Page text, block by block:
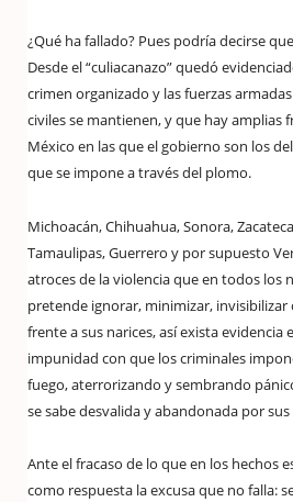
¿Qué ha fallado? Pues podría decirse
Desde el “culiacanazo” quedó
crimen organizado y las fuerzas
civiles se mantienen, y que hay amplias
México en las que el gobierno son los
que se impone a través del plomo.
Michoacán, Chihuahua, Sonora,
Tamaulipas, Guerrero y por supuesto
atroces de la violencia que en todos los
pretende ignorar, minimizar, invisibilizar
frente a sus narices, así exista evidencia
impunidad con que los criminales
fuego, aterrorizando y sembrando
se sabe desvalida y abandonada por
Ante el fracaso de lo que en los hechos
como respuesta la excusa que no falla: